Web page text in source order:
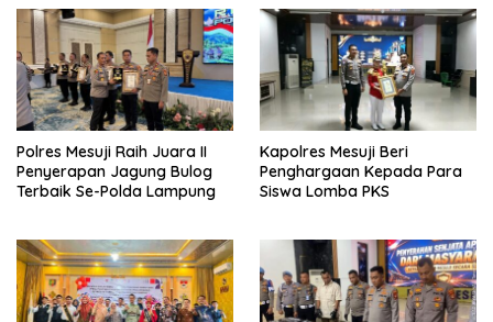
Polres Mesuji Raih Juara II
Penyerapan Jagung Bulog
Terbaik Se-Polda Lampung
Kapolres Mesuji Beri
Penghargaan Kepada Para
Siswa Lomba PKS